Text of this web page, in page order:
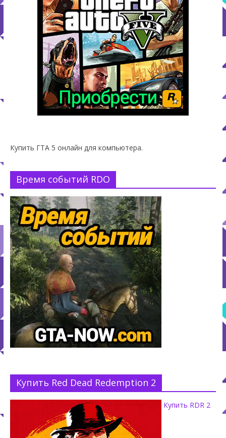
Купить ГТА 5 онлайн для компьютера.
Время событий RDO
Купить Red Dead Redemption 2
Купить RDR 2